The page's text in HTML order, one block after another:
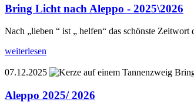
Bring Licht nach Aleppo - 2025\2026
Nach „lieben “ ist „ helfen“ das schönste
weiterlesen
07.12.2025
Aleppo 2025/ 2026